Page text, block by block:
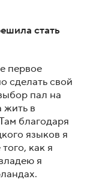
стать
первое
сделать свой
пал на
жить в
благодаря
языков я
как я
я